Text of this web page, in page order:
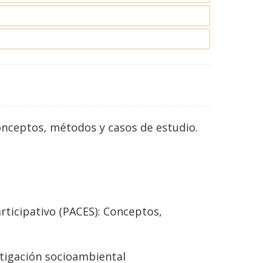
métodos y casos de estudio.
(PACES): Conceptos,
socioambiental